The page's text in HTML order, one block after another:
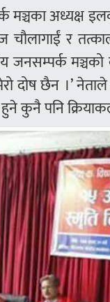
मञ्चका अध्यक्ष
चौलागाईं र
जनसम्पर्क
दोष छैन ।’
कुनै पनि